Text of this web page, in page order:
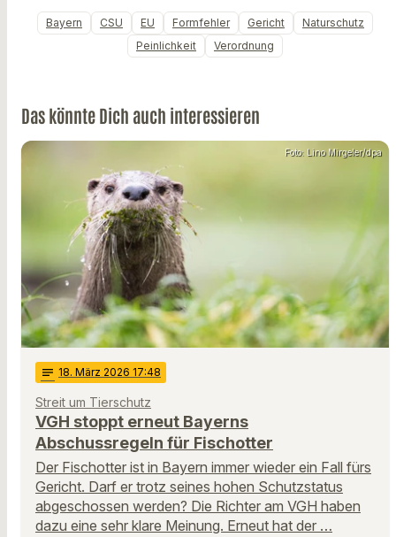
Bayern CSU EU Formfehler Gericht
Naturschutz
Peinlichkeit
Verordnung
Das könnte Dich auch interessieren
Foto: Lino Mirgeler/dpa
notes 18. März 2026 17:48
Streit um Tierschutz
VGH stoppt erneut Bayerns
Abschussregeln für Fischotter
Der Fischotter ist in Bayern immer wieder ein Fall fürs
Gericht. Darf er trotz seines hohen Schutzstatus
abgeschossen werden? Die Richter am VGH haben
dazu eine sehr klare Meinung. Erneut hat der …